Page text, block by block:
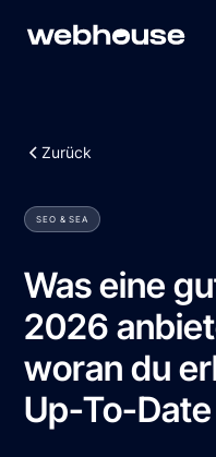
Zurück
SEO & SEA
Was eine
2026
woran du
Up-To-